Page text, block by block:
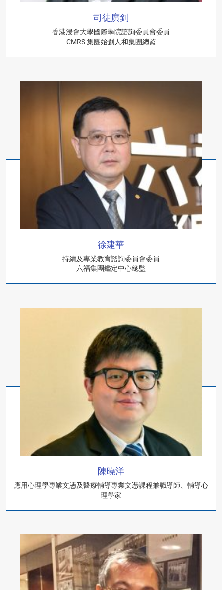
司徒廣釗
香港浸會大學國際學院諮詢委員會委員
CMRS 集團始創人和集團總監
徐建華
持續及專業教育諮詢委員會委員
六福集團鑑定中心總監
陳曉洋
應用心理學專業文憑及醫療輔導專業文憑課程兼職導師、輔導心
理學家